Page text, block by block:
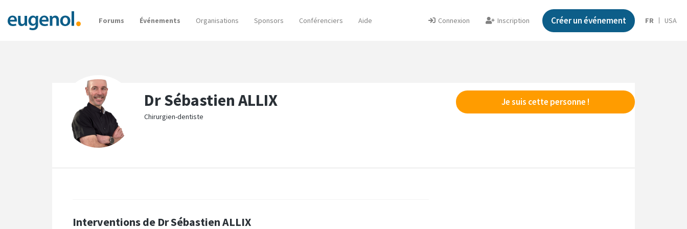
Forums Événements Organisations Sponsors Conférenciers Aide Connexion Inscription Créer un événement FR USA
Dr Sébastien ALLIX
Chirurgien-dentiste
Je suis cette personne !
Interventions de Dr Sébastien ALLIX